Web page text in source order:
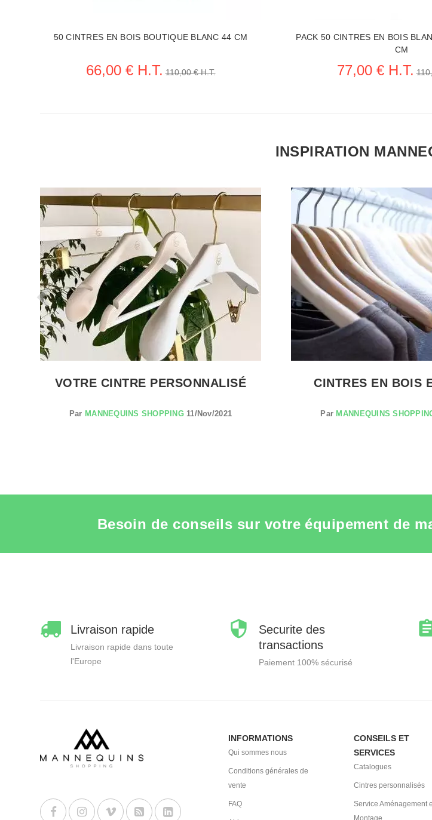
50 CINTRES EN BOIS BOUTIQUE BLANC 44 CM
66,00 € H.T. 110,00 € H.T.
VOIR LA FICHE CINTRES PROFESSIONNELS
PACK 50 CINTRES EN BOIS
CM
77,00 € H.T.
VOIR LA FICHE CINTRES
INSPIRATION
VOTRE CINTRE PERSONNALISÉ
Par MANNEQUINS SHOPPING11/Nov/2021
CINTRES EN BOIS
Par MANNEQUINS
Besoin de conseils sur votre équipement de
Livraison rapide
Livraison rapide dans toute
l'Europe
Securite des
transactions
Paiement 100% sécurisé
INFORMATIONS
Qui sommes nous
Conditions générales de
vente
FAQ
CONSEILS ET
SERVICES
Catalogues
Cintres personnalisés
Service Aménagement
Montage